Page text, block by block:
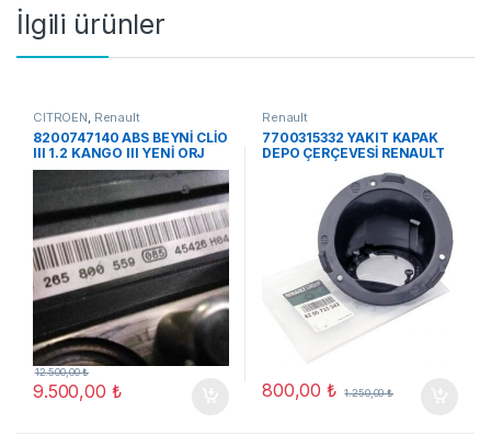
İlgili ürünler
CITROEN, Renault
8200747140 ABS BEYNİ CLİO
III 1.2 KANGO III YENİ ORJ
9.500,00 ₺
12.500,00₺
Renault
7700315332 YAKIT KAPAK
DEPO ÇERÇEVESİ RENAULT
800,00₺ 1.250,00₺